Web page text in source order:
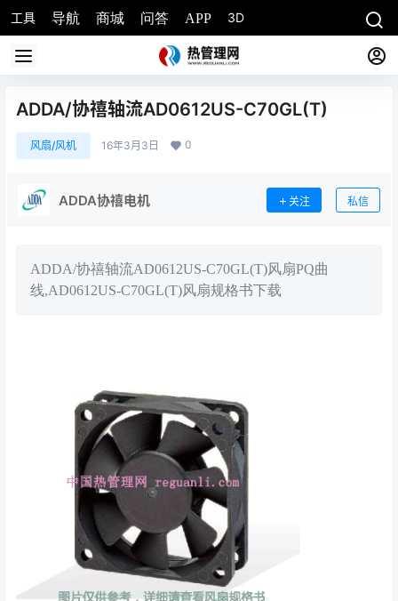
工具 导航 商城 问答 APP 3D
ADDA/协禧轴流AD0612US-C70GL(T)
风扇/风机 16年3月3日 0
ADDA协禧电机 关注 私信
ADDA/协禧轴流AD0612US-C70GL(T)风扇PQ曲
线,AD0612US-C70GL(T)风扇规格书下载